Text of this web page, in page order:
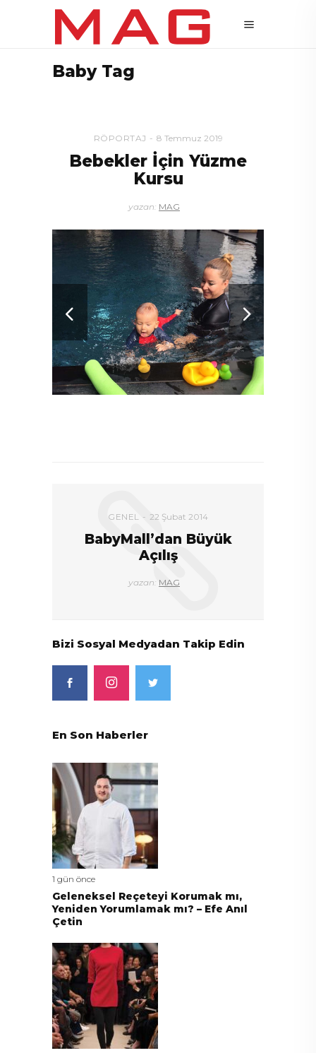
Baby Tag
RÖPORTAJ 8 Temmuz 2019
Bebekler İçin Yüzme
Kursu
yazan: MAG
GENEL 22 Şubat 2014
BabyMall’dan Büyük
Açılış
yazan: MAG
Bizi Sosyal Medyadan Takip Edin
En Son Haberler
1 gün önce
Geleneksel Reçeteyi Korumak mı,
Yeniden Yorumlamak mı? – Efe Anıl
Çetin